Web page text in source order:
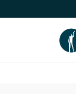
Wissen umschalten